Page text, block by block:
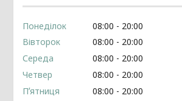
Понеділок 08:00
20:00
Вівторок
08:00
20:00
Середа
08:00
20:00
Четвер
08:00
20:00
Пʼятниця
08:00
20:00